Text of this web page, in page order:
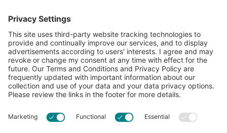
CottonToday
About
Resources
Privacy Policy
Accessibility